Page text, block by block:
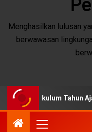
Menghasilkan lulusan
berwawasan
Tahun Ajaran